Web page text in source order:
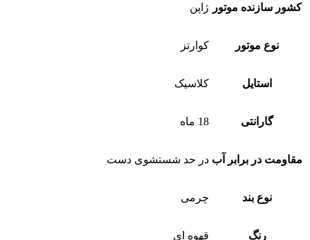
کشور سازنده موتور ژاپن
نوع موتور کوارتز
استایل کلاسیک
گارانتی 18 ماه
مقاومت در برابر آب در حد شستشوی دست
نوع بند چرمی
رنگ قهوه ای